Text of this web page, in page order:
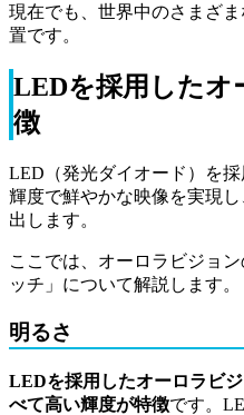
現在でも、世界中のさまざ
置です。
LEDを採用したオ
徴
LED（発光ダイオード）を
輝度で鮮やかな映像を実現
出します。
ここでは、オーロラビジョ
ッチ」について解説します。
明るさ
LEDを採用したオーロラビ
べて高い輝度が特徴です。